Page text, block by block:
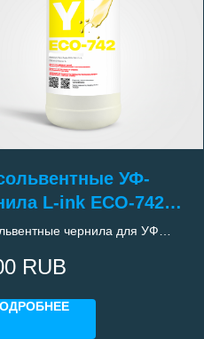
УФ-
L-ink ECO-742
чернила для УФ
i3200RUB